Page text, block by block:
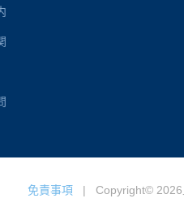
免責事項 | Copyright© 2026